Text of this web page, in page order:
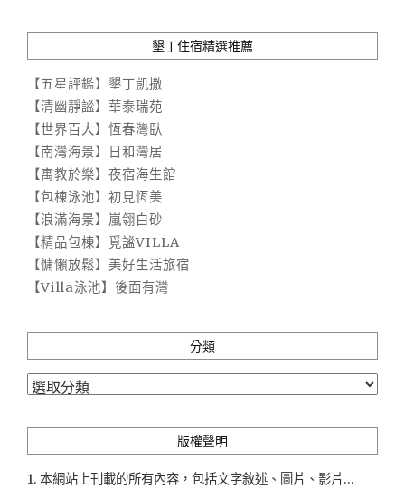
墾丁住宿精選推薦
【五星評鑑】墾丁凱撒
【清幽靜謐】華泰瑞苑
【世界百大】恆春灣臥
【南灣海景】日和灣居
【寓教於樂】夜宿海生館
【包棟泳池】初見恆美
【浪滿海景】嵐翎白砂
【精品包棟】覓謐VILLA
【慵懶放鬆】美好生活旅宿
【Villa泳池】後面有灣
分類
分
版權聲明
1. 本網站上刊載的所有內容，包括文字敘述、圖片、影片...